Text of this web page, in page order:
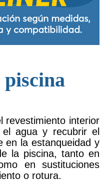
revestimiento interior
agua y recubrir el
en la estanqueidad y
la piscina, tanto en
en sustituciones
o rotura.